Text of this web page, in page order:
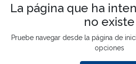
La página que ha
no existe
Pruebe navegar desde la página de
opciones